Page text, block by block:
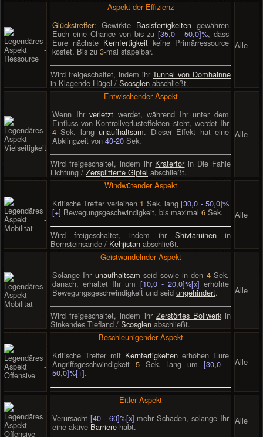
Aspekt der Effizienz
Glückstreffer: Gewirkte Basisfertigkeitengewähren
Euch eine Chance von bis zu[35,0 - 50,0]%, dass
Eure nächste Kernfertigkeit keine Primärressource
kostet. Bis zu3-mal stapelbar.
Wird freigeschaltet, indem ihrTunnel von Domhainne
in Klagende Hügel / Scosglen abschließt.
Alle
Entwischender Aspekt
Wenn Ihrverletzt werdet, während Ihr unter dem
Einfluss von Kontrollverlusteffekten steht, werdet Ihr
4 Sek. langunaufhaltsam. Dieser Effekt hat eine
Abklingzeit von40-20 Sek.
Wird freigeschaltet, indem ihr Kratertor in Die Fahle
Lichtung / Zersplitterte Gipfel abschließt.
Alle
Windwütender Aspekt
Kritische Treffer verleihen 1 Sek. lang[30,0 - 50,0]%
[+] Bewegungsgeschwindigkeit, bis maximal6 Sek.
Wird freigeschaltet, indem ihr Shivtaruinenin
Bernsteinsande / Kehjistan abschließt.
Alle
Geistwandelnder Aspekt
Solange Ihr unaufhaltsam seid sowie in den 4Sek.
danach, erhaltet Ihr um [10,0 - 20,0]%[x] erhöhte
Bewegungsgeschwindigkeit und seidungehindert.
Wird freigeschaltet, indem ihr Zerstörtes Bollwerkin
Sinkendes Tiefland / Scosglen abschließt.
Alle
Beschleunigender Aspekt
Kritische Treffer mit Kernfertigkeiten erhöhen Eure
Angriffsgeschwindigkeit5 Sek. lang um [30,0 -
50,0]%[+].
Alle
Eitler Aspekt
Verursacht [40 - 60]%[x] mehr Schaden, solange Ihr
eine aktiveBarrierehabt.
Alle